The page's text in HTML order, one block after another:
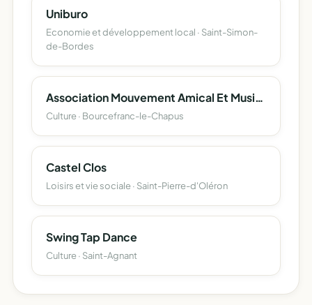
Uniburo
Economie et développement local · Saint-Simon-
de-Bordes
Association Mouvement Amical Et Musical De Bourcefranc Le Chapus -M. A. M. Bo -
Culture · Bourcefranc-le-Chapus
Castel Clos
Loisirs et vie sociale · Saint-Pierre-d'Oléron
Swing Tap Dance
Culture · Saint-Agnant